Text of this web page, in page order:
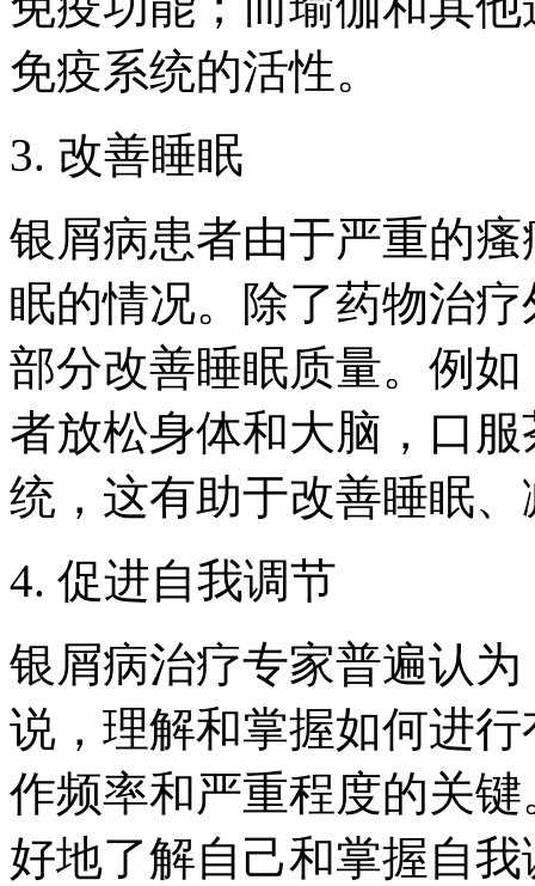
免疫系统的活性。
3. 改善睡眠
银屑病患者由于严重的
眠的情况。除了药物治
部分改善睡眠质量。例
者放松身体和大脑，口
统，这有助于改善睡眠
4. 促进自我调节
银屑病治疗专家普遍认
说，理解和掌握如何进
作频率和严重程度的关
好地了解自己和掌握自